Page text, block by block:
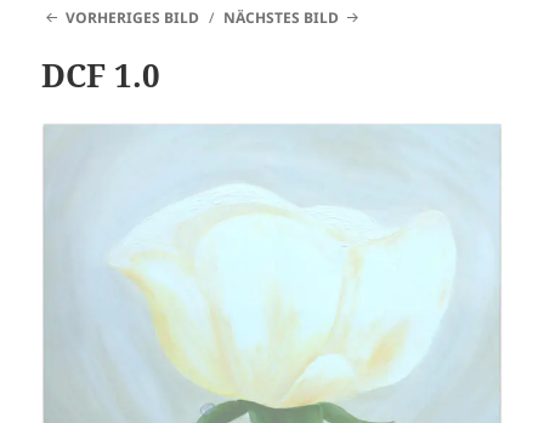
VORHERIGES BILD NÄCHSTES BILD
DCF 1.0